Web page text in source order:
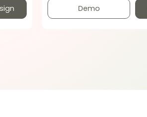
Demo